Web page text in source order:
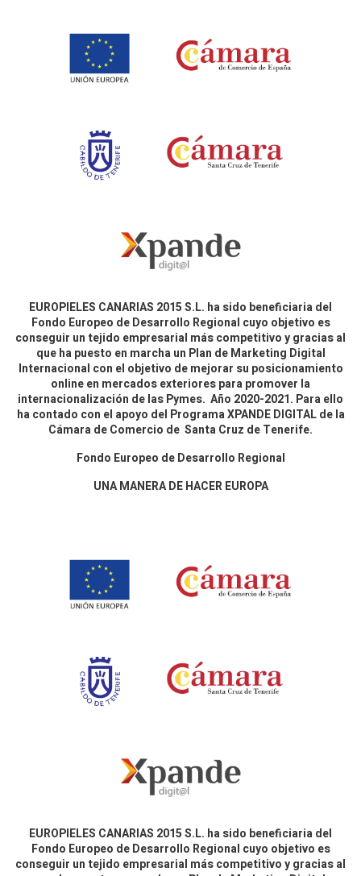
EUROPIELES CANARIAS 2015 S.L. ha sido beneficiaria del
Fondo Europeo de Desarrollo Regional cuyo objetivo es
conseguir un tejido empresarial más competitivo y gracias al
que ha puesto en marcha un Plan de Marketing Digital
Internacional con el objetivo de mejorar su posicionamiento
online en mercados exteriores para promover la
internacionalización de las Pymes. Año 2020-2021. Para ello
ha contado con el apoyo del Programa XPANDE DIGITAL de la
Cámara de Comercio de Santa Cruz de Tenerife.
Fondo Europeo de Desarrollo Regional
UNA MANERA DE HACER EUROPA
EUROPIELES CANARIAS 2015 S.L. ha sido beneficiaria del
Fondo Europeo de Desarrollo Regional cuyo objetivo es
conseguir un tejido empresarial más competitivo y gracias al